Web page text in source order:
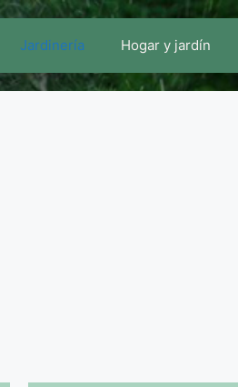
Jardinería Hogar y jardín